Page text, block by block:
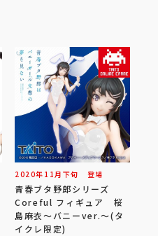
2020年 11 月 下旬 登場
青春ブタ野郎シリーズ
Coreful フィギュア 桜
島麻衣～バニーver.～(タ
イクレ限定)